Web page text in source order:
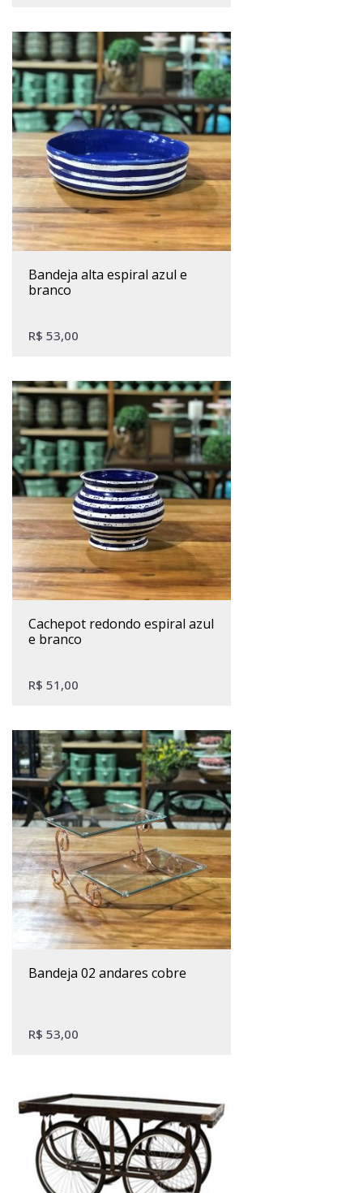
bandeja alta espiral azul e
branco
R$ 53,00
cachepot redondo espiral azul
e branco
R$ 51,00
bandeja 02 andares cobre
R$ 53,00